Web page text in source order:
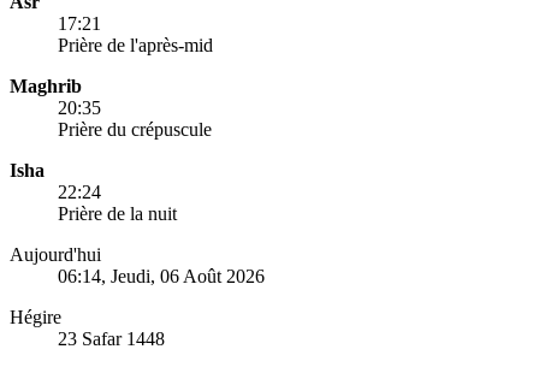
17:21
Prière de l'après-mid
Maghrib
20:35
Prière du crépuscule
Isha
22:24
Prière de la nuit
Aujourd'hui
06:14, Jeudi, 06 Août 2026
Hégire
23 Safar 1448